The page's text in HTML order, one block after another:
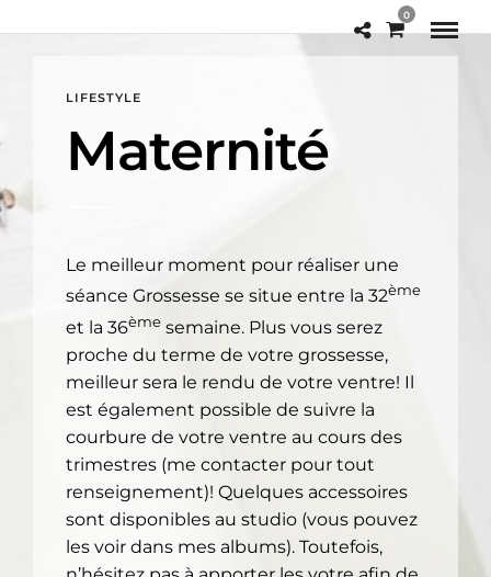
0
LIFESTYLE
Maternité
Le meilleur moment pour réaliser une
séance Grossesse se situe entre la 32ème
et la 36ème semaine. Plus vous serez
proche du terme de votre grossesse,
meilleur sera le rendu de votre ventre! Il
est également possible de suivre la
courbure de votre ventre au cours des
trimestres (me contacter pour tout
renseignement)! Quelques accessoires
sont disponibles au studio (vous pouvez
les voir dans mes albums). Toutefois,